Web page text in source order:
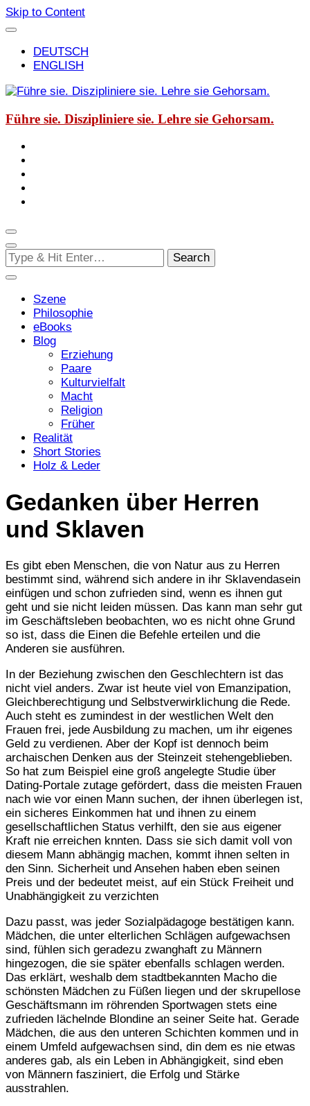
Skip to Content
DEUTSCH
ENGLISH
Führe sie. Diszipliniere sie. Lehre sie Gehorsam.
Looking
for
Something?
Szene
Philosophie
eBooks
Blog
Erziehung
Paare
Kulturvielfalt
Macht
Religion
Früher
Realität
Short Stories
Holz & Leder
Gedanken über Herren
und Sklaven
Es gibt eben Menschen, die von Natur aus zu Herren
bestimmt sind, während sich andere in ihr Sklavendasein
einfügen und schon zufrieden sind, wenn es ihnen gut
geht und sie nicht leiden müssen. Das kann man sehr gut
im Geschäftsleben beobachten, wo es nicht ohne Grund
so ist, dass die Einen die Befehle erteilen und die
Anderen sie ausführen.
In der Beziehung zwischen den Geschlechtern ist das
nicht viel anders. Zwar ist heute viel von Emanzipation,
Gleichberechtigung und Selbstverwirklichung die Rede.
Auch steht es zumindest in der westlichen Welt den
Frauen frei, jede Ausbildung zu machen, um ihr eigenes
Geld zu verdienen. Aber der Kopf ist dennoch beim
archaischen Denken aus der Steinzeit stehengeblieben.
So hat zum Beispiel eine groß angelegte Studie über
Dating-Portale zutage gefördert, dass die meisten Frauen
nach wie vor einen Mann suchen, der ihnen überlegen ist,
ein sicheres Einkommen hat und ihnen zu einem
gesellschaftlichen Status verhilft, den sie aus eigener
Kraft nie erreichen knnten. Dass sie sich damit voll von
diesem Mann abhängig machen, kommt ihnen selten in
den Sinn. Sicherheit und Ansehen haben eben seinen
Preis und der bedeutet meist, auf ein Stück Freiheit und
Unabhängigkeit zu verzichten
Dazu passt, was jeder Sozialpädagoge bestätigen kann.
Mädchen, die unter elterlichen Schlägen aufgewachsen
sind, fühlen sich geradezu zwanghaft zu Männern
hingezogen, die sie später ebenfalls schlagen werden.
Das erklärt, weshalb dem stadtbekannten Macho die
schönsten Mädchen zu Füßen liegen und der skrupellose
Geschäftsmann im röhrenden Sportwagen stets eine
zufrieden lächelnde Blondine an seiner Seite hat. Gerade
Mädchen, die aus den unteren Schichten kommen und in
einem Umfeld aufgewachsen sind, din dem es nie etwas
anderes gab, als ein Leben in Abhängigkeit, sind eben
von Männern fasziniert, die Erfolg und Stärke
ausstrahlen.